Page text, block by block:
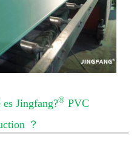
es Jingfang?® PVC
？